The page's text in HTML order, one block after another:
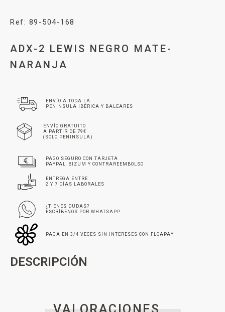
Ref: 89-504-168
ADX-2 LEWIS NEGRO MATE-
NARANJA
ENVÍO A TODA LA
PENINSULA IBÉRICA Y BALEARES
ENVÍO GRATUITO
A PARTIR DE 79€
(SOLO PENINSULA)
PAGO SEGURO CON TARJETA
PAYPAL, BIZUM Y CONTRAREEMBOLSO
ENTREGA ENTRE
2 Y 7 DÍAS LABORALES
¿TIENES DUDAS?
ESCRÍBENOS POR WHATSAPP
PAGA EN 3/4 VECES SIN INTERESES CON FLOAPAY
DESCRIPCIÓN
VALORACIONES _